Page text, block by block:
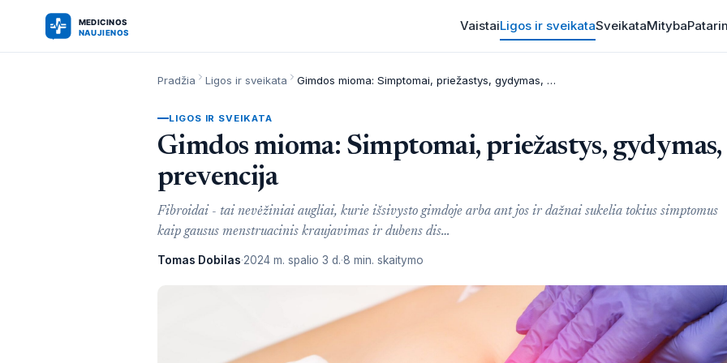
VaistaiLigos ir sveikataSveikataMityba
Pradžia Ligos ir sveikata Gimdos mioma: Simptomai, priežastys, gydymas, prevencija
LIGOS IR SVEIKATA
Gimdos mioma: Simptomai, priežastys, gydymas,
prevencija
Fibroidai - tai nevėžiniai augliai, kurie išsivysto gimdoje arba ant jos ir dažnai sukelia tokius simptomus
kaip gausus menstruacinis kraujavimas ir dubens dis…
Tomas Dobilas 2024 m. spalio 3 d. 8 min. skaitymo